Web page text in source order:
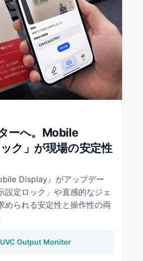
ーへ。Mobile
ク」が現場の安定性
Display』がアップデー
設定ロック」や直感的なジェ
められる安定性と操作性の両
Output Monitor